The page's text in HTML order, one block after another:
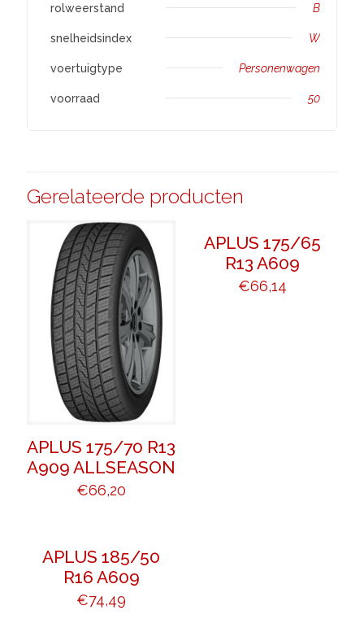
rolweerstand B
snelheidsindex W
voertuigtype Personenwagen
voorraad 50
Gerelateerde producten
APLUS 175/70 R13
A909 ALLSEASON
€66,20
APLUS 175/65
R13 A609
€66,14
APLUS 185/50
R16 A609
€74,49